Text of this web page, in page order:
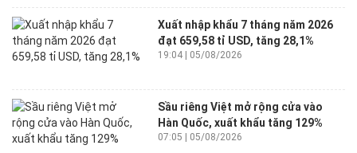
Xuất nhập khẩu 7 tháng năm 2026
đạt 659,58 tỉ USD, tăng 28,1%
19:04 | 05/08/2026
Sầu riêng Việt mở rộng cửa vào
Hàn Quốc, xuất khẩu tăng 129%
07:05 | 05/08/2026